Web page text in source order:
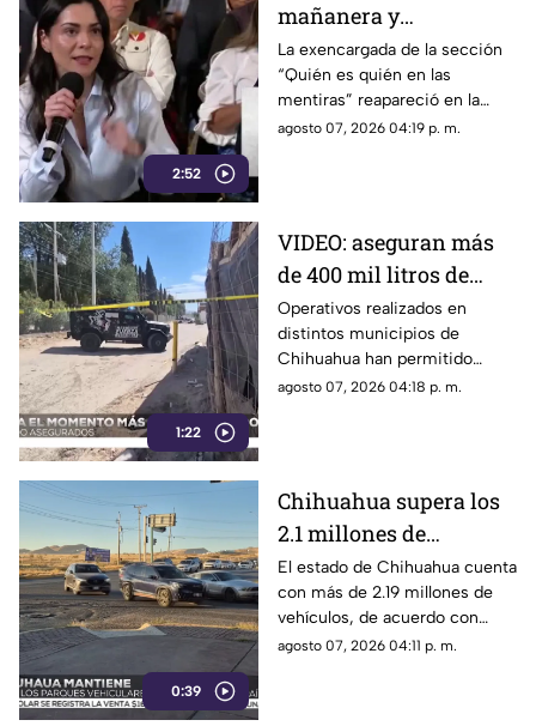
2:52
mañanera y
protagoniza nuevo
choque con medios de
comunicación
La exencargada de la sección
“Quién es quién en las
mentiras” reapareció en la
conferencia presidencial.
agosto 07, 2026 04:19 p. m.
1:22
VIDEO: aseguran más
de 400 mil litros de
combustible
presuntamente ilegal
en Chihuahua
Operativos realizados en
distintos municipios de
Chihuahua han permitido
asegurar más de 400 mil litros
agosto 07, 2026 04:18 p. m.
0:39
Chihuahua supera los
2.1 millones de
vehículos registrados:
¿Qué municipio
concentra el mayor
parque vehicular?
El estado de Chihuahua cuenta
con más de 2.19 millones de
vehículos, de acuerdo con
cifras del INEGI.
agosto 07, 2026 04:11 p. m.